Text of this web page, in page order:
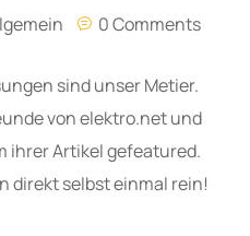
0 Comments
sind unser Metier.
von elektro.net und
ihrer Artikel gefeatured.
direkt selbst einmal rein!